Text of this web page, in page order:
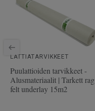
Kappaleita laatikossa
Asennusmenetelmä
SAP-tuotenumero
Viistetyt reunat
Puulaji
Pituus
LATTIATARVIKKEET
Puulattioiden tarvikkeet -
Alusmateriaalit | Tarkett rag
felt underlay 15m2